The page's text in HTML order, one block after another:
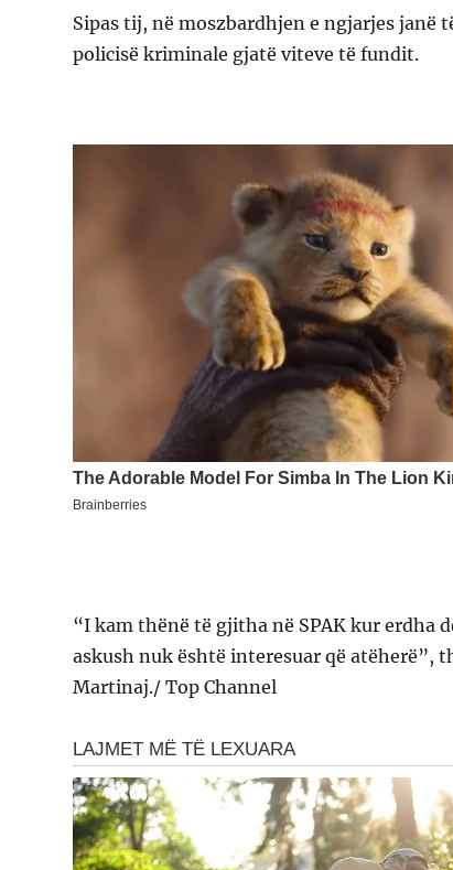
Sipas tij, në moszbardhjen e ngjarjes janë
policisë kriminale gjatë viteve të fundit.
“I kam thënë të gjitha në SPAK kur erdha
askush nuk është interesuar që atëherë”,
Martinaj./ Top Channel